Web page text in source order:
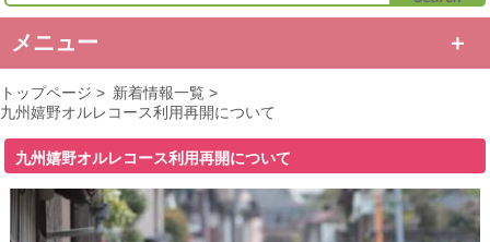
メニュー
トップページ > 新着情報一覧 >
九州嬉野オルレコース利用再開について
九州嬉野オルレコース利用再開について